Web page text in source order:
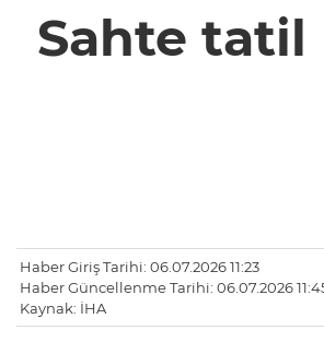
Sahte tatil
Haber Giriş Tarihi: 06.07.2026 11:23
Haber Güncellenme Tarihi: 06.07.2026
Kaynak: İHA